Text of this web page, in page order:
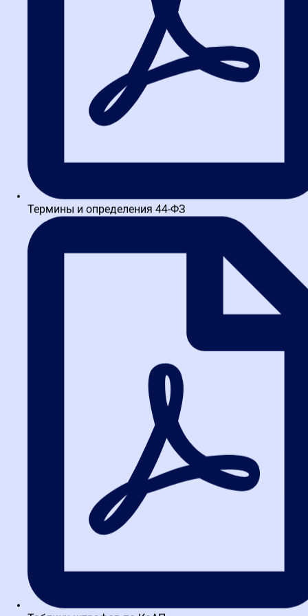
Самый распространенный вид наказания. Нарушения в
документации, процедурах проведения конкурса или
электронного аукциона, исполнении контракта караются
значительными штрафами как для должностных лиц, так и для
учреждения. Причем штрафуют не только за грубые ошибки, но
и за формальные недочеты: неправильно указанный код ОКПД2,
отсутствие обоснования НМЦК, опечатки в проекте контракта.
Дисциплинарные взыскания
Для госслужащих ошибки в закупках — прямое основание для
выговора или увольнения. Если ваша организация регулярно
попадает в предписания ФАС, это становится маркером
профессиональной непригодности контрактного управляющего.
Работодатель вправе применить меры вплоть до расторжения
трудового договора.
Репутационный ущерб
Отмена закупки из-за нарушений бросает тень на надежность
заказчика. Добросовестные поставщики начинают обходить
ваши тендеры стороной, опасаясь необъективных решений или
неэффективное расходование бюджета и срыв планов.
Срыв важных проектов
Признание закупки недействительной останавливает
финансирование и реализацию государственных или
корпоративных задач. Больница не получает оборудование,
школа — учебники, дорожная служба — материалы. И
виноватым остается заказчик, который не смог грамотно
Как курс формирует
надежного специалиста
предвидеть проблемы и выстраивать работу превентивно. В
Высшей школе закупок курс по ответственности заказчика
построен на трех столпах:
Термины и определения 44-ФЗ